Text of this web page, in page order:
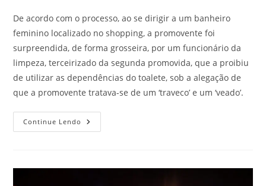
De acordo com o processo, ao se dirigir a um banheiro
feminino localizado no shopping, a promovente foi
surpreendida, de forma grosseira, por um funcionário da
limpeza, terceirizado da segunda promovida, que a proibiu
de utilizar as dependências do toalete, sob a alegação de
que a promovente tratava-se de um ‘traveco’ e um ‘veado’.
Continue Lendo